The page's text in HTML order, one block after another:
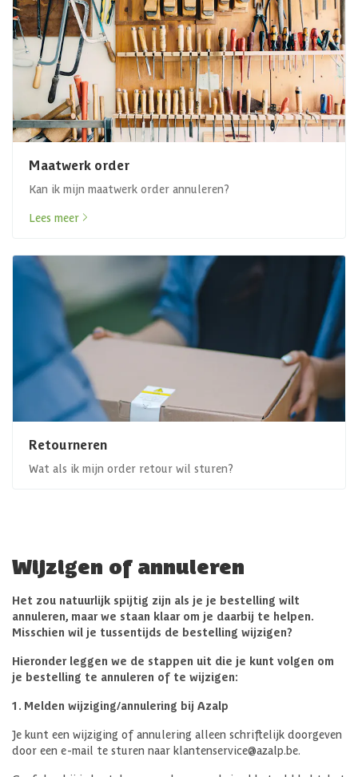
Maatwerk order
Kan ik mijn maatwerk order annuleren?
Lees meer
Retourneren
Wat als ik mijn order retour wil sturen?
Wijzigen of annuleren
Het zou natuurlijk spijtig zijn als je je bestelling wilt
annuleren, maar we staan klaar om je daarbij te helpen.
Misschien wil je tussentijds de bestelling wijzigen?
Hieronder leggen we de stappen uit die je kunt volgen om
je bestelling te annuleren of te wijzigen:
1. Melden wijziging/annulering bij Azalp
Je kunt een wijziging of annulering alleen schriftelijk doorgeven
door een e-mail te sturen naar klantenservice@azalp.be.